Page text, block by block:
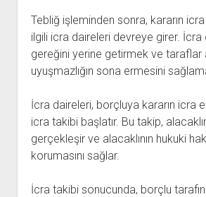
Tebliğ işleminden sonra, kararın
ilgili icra daireleri devreye girer. İcra
gereğini yerine getirmek ve taraflar
uyuşmazlığın sona ermesini
İcra daireleri, borçluya kararın icra
icra takibi başlatır. Bu takip,
gerçekleşir ve alacaklının hukuki
korumasını sağlar.
İcra takibi sonucunda, borçlu